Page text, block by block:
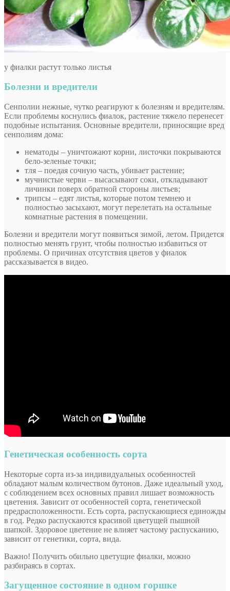
у фиалки растут только листья
Болезни и вредители
Сенполии нежные, чутко реагируют к болезням и вредителям.
Если проблемы коснулись фиалок, растение тяжело перенесет
подобные испытания. Основные вредители, приносящие вред
сенполиям дома:
нематоды – уничтожают корни, листочки покрываются
бело-зеленые точки;
тля – поедая сочную часть, убивает растение;
мучнистые черви – высасывают соки, откладывают
личинки поверх обратной стороны листьев;
трипсы – едят листья, которые потом темнею и
полностью засыхают, могут перелетать на остальные
комнатные растения в помещении.
Болезни и вредители могут появиться зимой, летом. Придется
полностью менять грунт, чтобы полностью избавиться от
проблемы. О причинах отсутствия цветов у фиалок
рассказывается в видео.
Генетическая особенность сорта
Некоторые сорта из-за индивидуальных особенностей
обладают малым количеством бутонов. Даже идеальный уход,
с соблюдением всех основных правил лишает возможность
цветения. Зависит от особенностей сорта, генетической
предрасположенности. Есть сорта, распускающиеся единожды
в год. Редко распускаются красивой цветущей пышной
шапкой. Здоровое цветение не влияет частому распусканию,
зависит от генетики, сорта, вида.
Важно! Получить обильно цветущие фиалки, можно
разбираясь в сортах.
Загущенное состояние в одном горшке